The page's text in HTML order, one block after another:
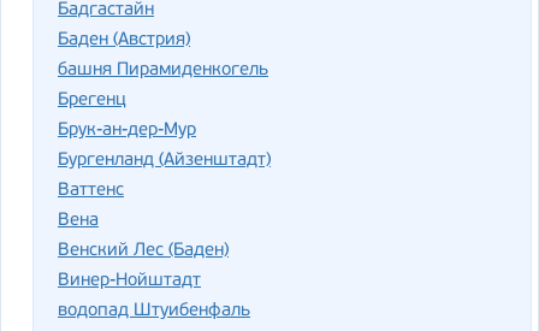
Бадгастайн
Баден (Австрия)
башня Пирамиденкогель
Брегенц
Брук-ан-дер-Мур
Бургенланд (Айзенштадт)
Ваттенс
Вена
Венский Лес (Баден)
Винер-Нойштадт
водопад Штуибенфаль